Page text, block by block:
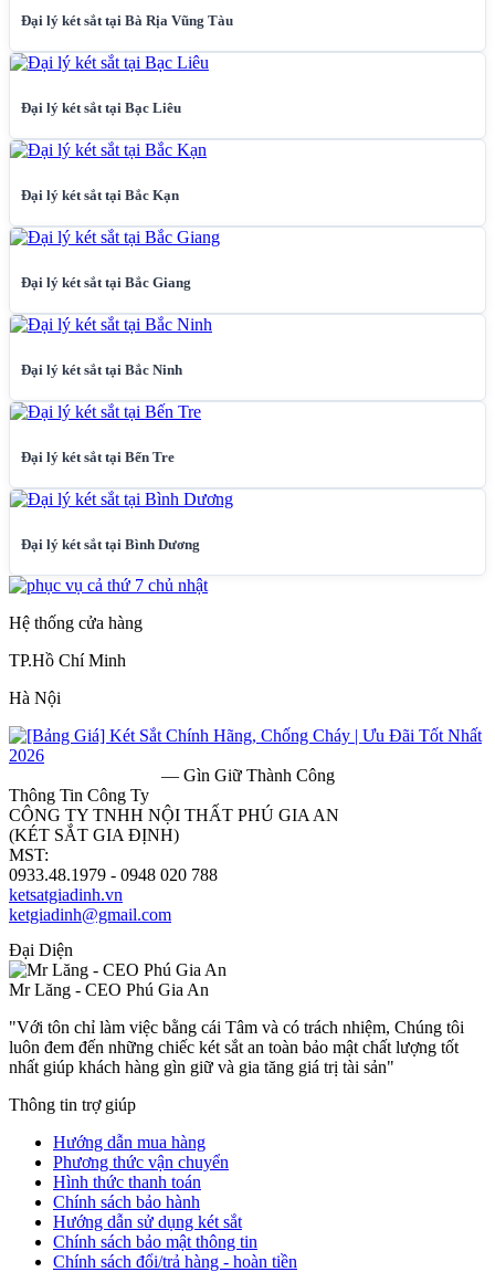
Đại lý két sắt tại Bà Rịa Vũng Tàu
Đại lý két sắt tại Bạc Liêu
Đại lý két sắt tại Bắc Kạn
Đại lý két sắt tại Bắc Giang
Đại lý két sắt tại Bắc Ninh
Đại lý két sắt tại Bến Tre
Đại lý két sắt tại Bình Dương
Hệ thống cửa hàng
TP.Hồ Chí Minh
Hà Nội
— Gìn Giữ Thành Công
Thông Tin Công Ty
CÔNG TY TNHH NỘI THẤT PHÚ GIA AN
(KÉT SẮT GIA ĐỊNH)
MST:
0933.48.1979 - 0948 020 788
ketsatgiadinh.vn
ketgiadinh@gmail.com
Đại Diện
Mr Lăng - CEO Phú Gia An
"Với tôn chỉ làm việc bằng cái Tâm và có trách nhiệm, Chúng tôi
luôn đem đến những chiếc két sắt an toàn bảo mật chất lượng tốt
nhất giúp khách hàng gìn giữ và gia tăng giá trị tài sản"
Thông tin trợ giúp
Hướng dẫn mua hàng
Phương thức vận chuyển
Hình thức thanh toán
Chính sách bảo hành
Hướng dẫn sử dụng két sắt
Chính sách bảo mật thông tin
Chính sách đổi/trả hàng - hoàn tiền